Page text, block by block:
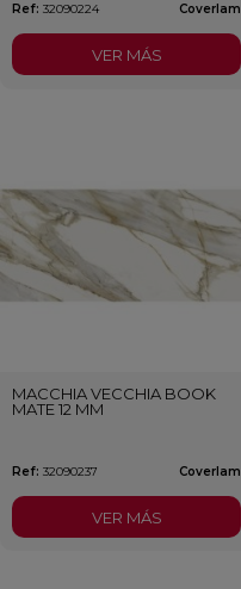
Ref: 32090224 Coverlam
VER MÁS
MACCHIA VECCHIA BOOK
MATE 12 MM
Ref: 32090237 Coverlam
VER MÁS